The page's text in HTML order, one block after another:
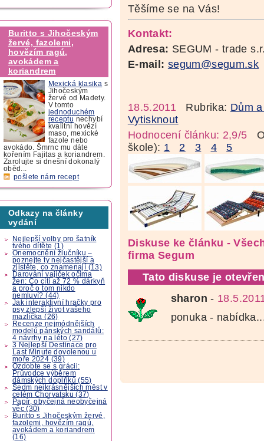
Buritto s Jihočeským
žervé, fazolemi,
hovězím ragú,
avokádem a
koriandrem
Mexická klasika s
Jihočeským
žervé od Madety.
V tomto
jednoduchém
receptu nechybí
kvalitní hovězí
maso, mexické
fazole nebo
avokádo. Šmrnc mu dáte
kořením Fajitas a koriandrem.
Zarolujte si dnešní dokonalý
oběd...
pošlete nám recept
Odkazy na články
vydání
Nejlepší volby pro šatník
tvého dítěte (1)
Onemocnění žlučníku –
poznejte ty nejčastější a
zjistěte, co znamenají (13)
Darování vajíček očima
žen: Co cítí až 72 % dárkyň
a proč o tom nikdo
nemluví? (44)
Jak interaktivní hračky pro
psy zlepší život vašeho
mazlíčka (26)
Recenze nejmódnějších
modelů pánských sandálů:
4 návrhy na léto (27)
3 Nejlepší Destinace pro
Last Minute dovolenou u
moře 2024 (39)
Ozdobte se s grácii:
Průvodce výběrem
dámských doplňků (55)
Sedm nejkrásnějších měst v
celém Chorvatsku (37)
Papír, obyčejná neobyčejná
věc (30)
Buritto s Jihočeským žervé,
fazolemi, hovězím ragú,
avokádem a koriandrem
(16)
Těšíme se na Vás!
Kontakt:
Adresa: SEGUM - trade
E-mail: segum@segum.sk
18.5.2011 Rubrika: Dům
Vytisknout
Hodnocení článku: 2,9/5
škole): 1 2 3 4 5
Diskuse ke článku -
firma Segum
Tato diskuse je
sharon -
ponuka -